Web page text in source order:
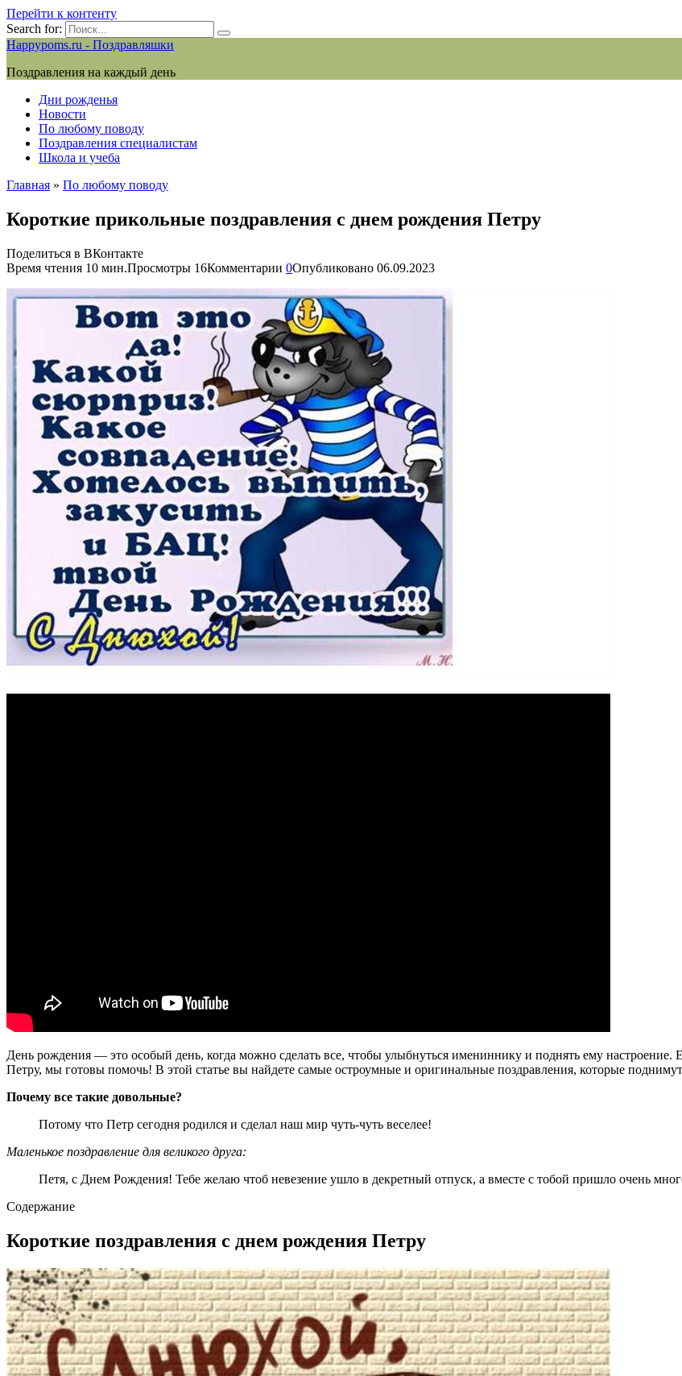
Перейти к контенту
Search for:
Happypoms.ru - Поздравляшки
Поздравления на каждый день
Дни рожденья
Новости
По любому поводу
Поздравления специалистам
Школа и учеба
Главная » По любому поводу
Короткие прикольные поздравления с днем рождения Петру
Поделиться в ВКонтакте
Время чтения 10 мин.Просмотры 16Комментарии 0Опубликовано 06.09.2023
День рождения — это особый день, когда можно сделать все, чтобы улыбнуться имениннику и поднять ему
Петру, мы готовы помочь! В этой статье вы найдете самые остроумные и оригинальные поздравления, которые
Почему все такие довольные?
Потому что Петр сегодня родился и сделал наш мир чуть-чуть веселее!
Маленькое поздравление для великого друга:
Петя, с Днем Рождения! Тебе желаю чтоб невезение ушло в декретный отпуск, а вместе с тобой пришло очень
Содержание
Короткие поздравления с днем рождения Петру